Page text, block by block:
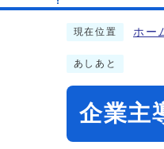
現在位置 ホー
あしあと
企業主